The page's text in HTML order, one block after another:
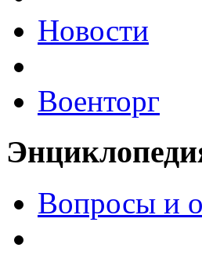
Новости
Военторг
Вопросы и